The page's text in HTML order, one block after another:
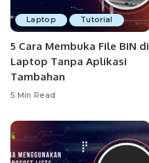
Laptop Tutorial
5 Cara Membuka File BIN di
Laptop Tanpa Aplikasi
Tambahan
5 Min Read